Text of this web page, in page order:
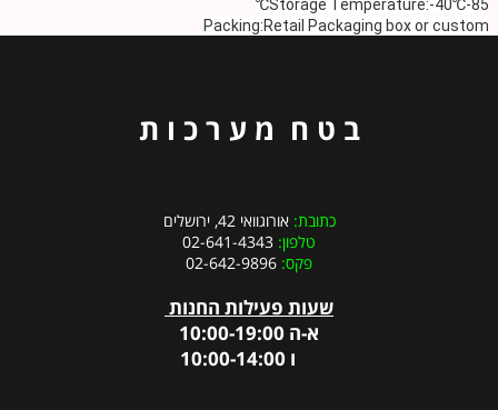
Storage Temperature:-40℃-85℃
Packing:Retail Packaging box or custom
ב ט ח מ ע ר כ ו ת
כתובת:אורוגוואי 42, ירושלים
טלפון: 02-641-4343
פקס:
שעות פעילות החנות
א-ה 10:00-19:00
ו 10:00-14:00